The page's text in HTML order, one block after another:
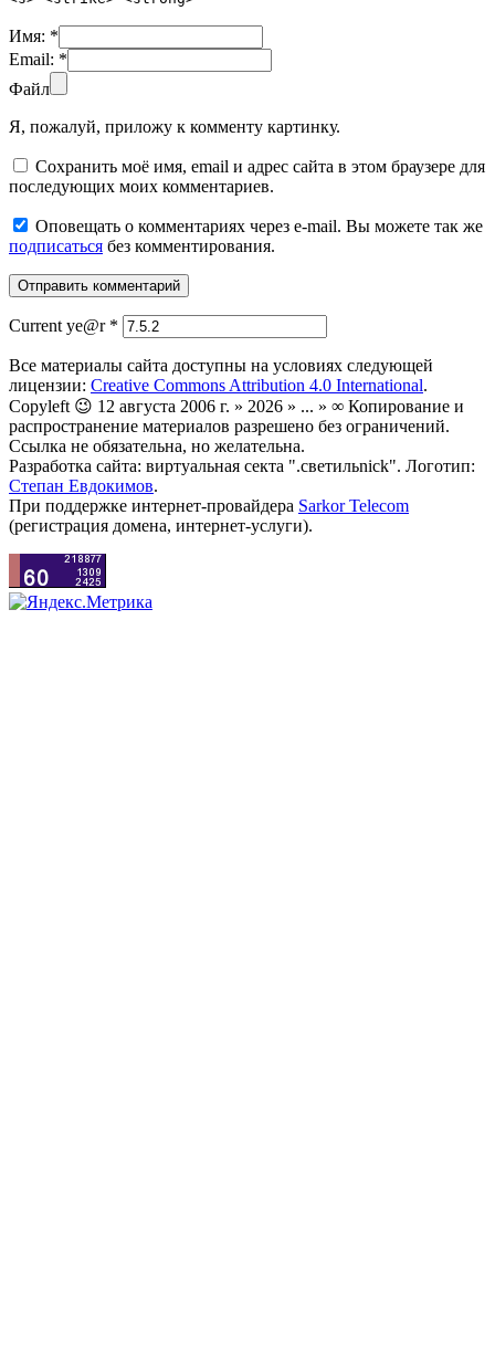
Имя: *
Email: *
Файл
Я, пожалуй, приложу к комменту картинку.
Сохранить моё имя, email и адрес сайта в этом браузере для
последующих моих комментариев.
Оповещать о комментариях через e-mail. Вы можете так же
подписаться без комментирования.
Current ye@r *
Все материалы сайта доступны на условиях следующей
лицензии: Creative Commons Attribution 4.0 International.
Copyleft 😉 12 августа 2006 г. » 2026 » ... » ∞ Копирование и
распространение материалов разрешено без ограничений.
Ссылка не обязательна, но желательна.
Разработка сайта: виртуальная секта ".светильnick". Логотип:
Степан Евдокимов.
При поддержке интернет-провайдера Sarkor Telecom
(регистрация домена, интернет-услуги).